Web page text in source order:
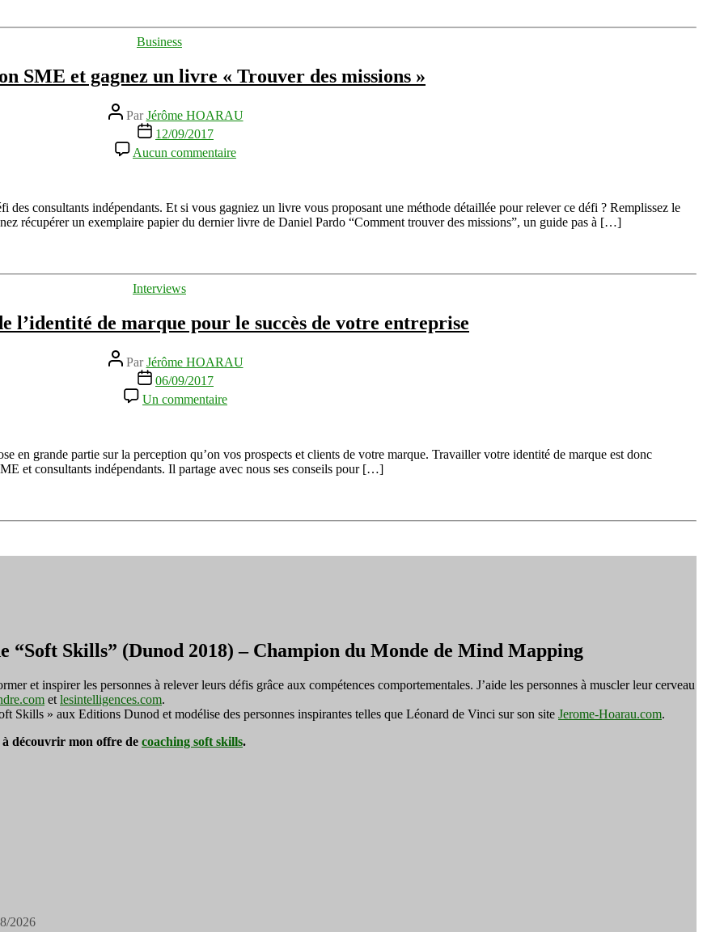
le
Catégories
Business
SME et gagnez un livre « Trouver des missions »
Auteur
de
l’article
ParJérôme HOARAU
Date
l’article
12/09/2017
Aucun commentaire
Venez
SME
et
«
missions
»
consultants indépendants. Et si vous gagniez un livre vous proposant une méthode détaillée pour relever ce défi ? Remplissez le
récupérer un exemplaire papier du dernier livre de Daniel Pardo “Comment trouver des missions”, un guide pas à […]
Catégories
Interviews
l’identité de marque pour le succès de votre entreprise
Auteur
de
l’article
ParJérôme HOARAU
Date
de
l’article
06/09/2017
Un commentaire
Les
d’or
de
pour
succès
en grande partie sur la perception qu’on vos prospects et clients de votre marque. Travailler votre identité de marque est donc
et consultants indépendants. Il partage avec nous ses conseils pour […]
“Soft Skills” (Dunod 2018) – Champion du Monde de Mind Mapping
et inspirer les personnes à relever leurs défis grâce aux compétences comportementales. J’aide les personnes à muscler leur cerveau
et lesintelligences.com.
Skills » aux Editions Dunod et modélise des personnes inspirantes telles que Léonard de Vinci sur son site Jerome-Hoarau.com.
à découvrir mon offre de coaching soft skills.
2026